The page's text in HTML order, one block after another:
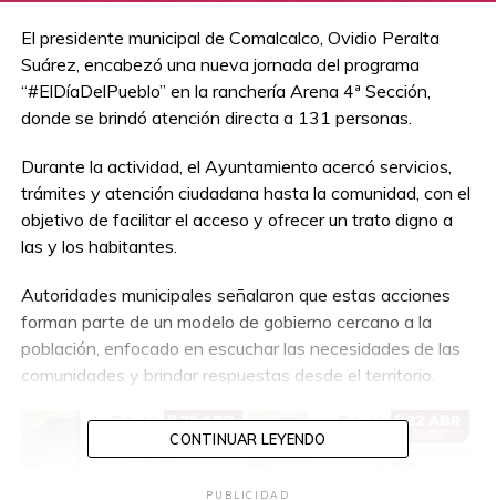
El presidente municipal de Comalcalco, Ovidio Peralta
Suárez, encabezó una nueva jornada del programa
“#ElDíaDelPueblo” en la ranchería Arena 4ª Sección,
donde se brindó atención directa a 131 personas.
Durante la actividad, el Ayuntamiento acercó servicios,
trámites y atención ciudadana hasta la comunidad, con el
objetivo de facilitar el acceso y ofrecer un trato digno a
las y los habitantes.
Autoridades municipales señalaron que estas acciones
forman parte de un modelo de gobierno cercano a la
población, enfocado en escuchar las necesidades de las
comunidades y brindar respuestas desde el territorio.
CONTINUAR LEYENDO
PUBLICIDAD